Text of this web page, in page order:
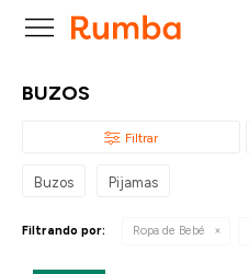

BUZOS
Buzos Pijamas
Filtrando por: Ropa de Bebé